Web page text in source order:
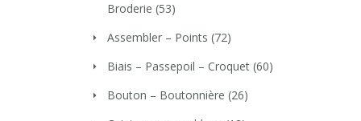
Broderie (53)
Assembler – Points (72)
Biais – Passepoil – Croquet (60)
Bouton – Boutonnière (26)